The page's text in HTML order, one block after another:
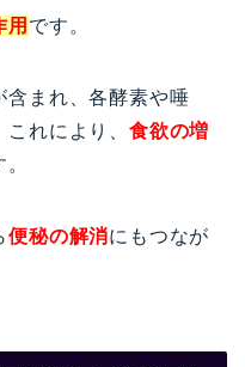
用 です。
含まれ、各酵素や唾
れにより、 食欲の増
便秘の解消にもつなが